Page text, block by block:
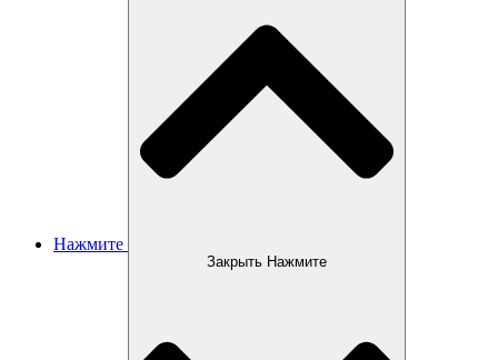
Нажмите
Закрыть Нажмите